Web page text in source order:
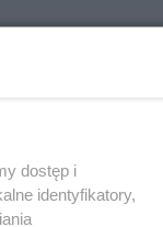
dostęp i
identyfikatory,